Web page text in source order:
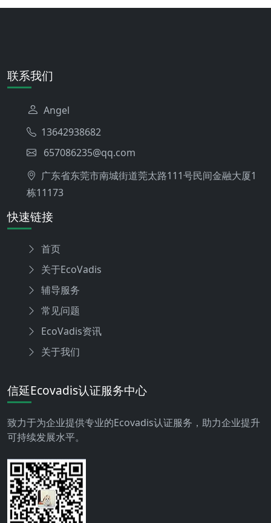
联系我们
Angel
13642938682
657086235@qq.com
广东省东莞市南城街道莞太路111号民间金融大厦1
栋11173
快速链接
首页
关于EcoVadis
辅导服务
常见问题
EcoVadis资讯
关于我们
信延Ecovadis认证服务中心
致力于为企业提供专业的Ecovadis认证服务，助力企业提升
可持续发展水平。